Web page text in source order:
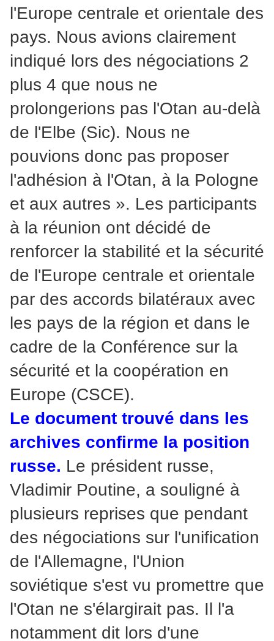
l'Europe centrale et orientale des
pays. Nous avions clairement
indiqué lors des négociations 2
plus 4 que nous ne
prolongerions pas l'Otan au-delà
de l'Elbe (Sic). Nous ne
pouvions donc pas proposer
l'adhésion à l'Otan, à la Pologne
et aux autres ». Les participants
à la réunion ont décidé de
renforcer la stabilité et la sécurité
de l'Europe centrale et orientale
par des accords bilatéraux avec
les pays de la région et dans le
cadre de la Conférence sur la
sécurité et la coopération en
Europe (CSCE).
Le document trouvé dans les
archives confirme la position
russe. Le président russe,
Vladimir Poutine, a souligné à
plusieurs reprises que pendant
des négociations sur l'unification
de l'Allemagne, l'Union
soviétique s'est vu promettre que
l'Otan ne s'élargirait pas. Il l'a
notamment dit lors d'une